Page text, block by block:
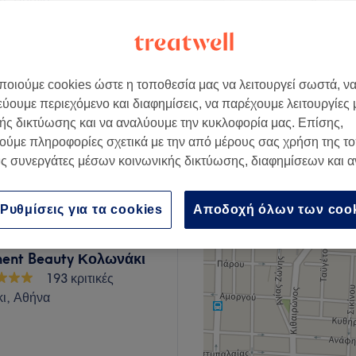
€ 10
€ 10
Beauty Κολωνάκι
193 κριτικές
Αθήνα
cookies ώστε η τοποθεσία μας να λειτουργεί σωστά, να
περιεχόμενο και διαφημίσεις, να παρέχουμε
δικτύωσης και να αναλύουμε την κυκλοφορία μας. Επίσης,
πληροφορίες σχετικά με την από μέρους σας χρήση της
συνεργάτες μέσων κοινωνικής δικτύωσης, διαφημίσεων και
Αποδοχή όλων των
Ρυθμίσεις για τα cookies